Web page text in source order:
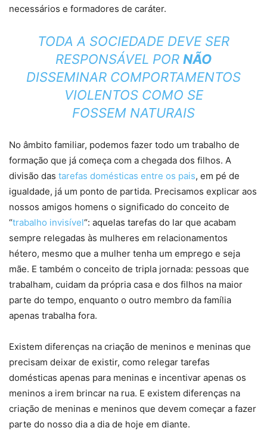
necessários e formadores de caráter.
TODA A SOCIEDADE DEVE SER
RESPONSÁVEL POR NÃO
DISSEMINAR COMPORTAMENTOS
VIOLENTOS COMO SE
FOSSEM NATURAIS
No âmbito familiar, podemos fazer todo um trabalho de
formação que já começa com a chegada dos filhos. A
divisão das tarefas domésticas entre os pais, em pé de
igualdade, já um ponto de partida. Precisamos explicar aos
nossos amigos homens o significado do conceito de
“trabalho invisível“: aquelas tarefas do lar que acabam
sempre relegadas às mulheres em relacionamentos
hétero, mesmo que a mulher tenha um emprego e seja
mãe. E também o conceito de tripla jornada: pessoas que
trabalham, cuidam da própria casa e dos filhos na maior
parte do tempo, enquanto o outro membro da família
apenas trabalha fora.
Existem diferenças na criação de meninos e meninas que
precisam deixar de existir, como relegar tarefas
domésticas apenas para meninas e incentivar apenas os
meninos a irem brincar na rua. E existem diferenças na
criação de meninas e meninos que devem começar a fazer
parte do nosso dia a dia de hoje em diante.